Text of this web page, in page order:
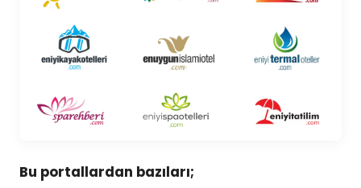
Bu portallardan bazıları;